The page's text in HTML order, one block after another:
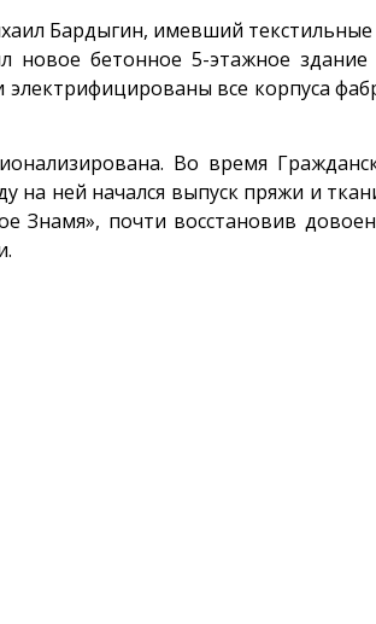
Бардыгин, имевший текстильные
новое бетонное 5-этажное здание
все корпуса
Во время
на ней начался выпуск пряжи и
Знамя», почти восстановив